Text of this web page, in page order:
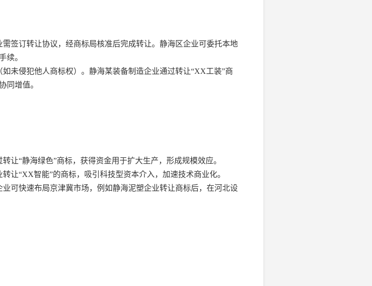
需签订转让协议，经商标局核准后完成转让。静海区企业可委托本地
续。
未侵犯他人商标权）。静海某装备制造企业通过转让“XX工装”商
同增值。
让“静海绿色”商标，获得资金用于扩大生产，形成规模效应。
让“XX智能”的商标，吸引科技型资本介入，加速技术商业化。
业可快速布局京津冀市场，例如静海泥塑企业转让商标后，在河北设